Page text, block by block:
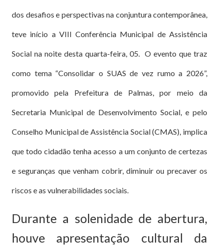
dos desafios e perspectivas na conjuntura contemporânea,
teve início a VIII Conferência Municipal de Assistência
Social na noite desta quarta-feira, 05. O evento que traz
como tema “Consolidar o SUAS de vez rumo a 2026”,
promovido pela Prefeitura de Palmas, por meio da
Secretaria Municipal de Desenvolvimento Social, e pelo
Conselho Municipal de Assistência Social (CMAS), implica
que todo cidadão tenha acesso a um conjunto de certezas
e seguranças que venham cobrir, diminuir ou precaver os
riscos e as vulnerabilidades sociais.
Durante a solenidade de abertura,
houve apresentação cultural da